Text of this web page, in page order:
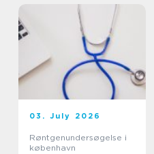
03. July 2026
Røntgenundersøgelse i
københavn